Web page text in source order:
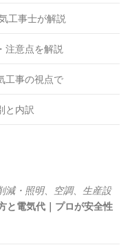
工事士が解説
注意点を解説
工事の視点で
と内訳
減・照明、空調、生産設
と電気代｜プロが安全性